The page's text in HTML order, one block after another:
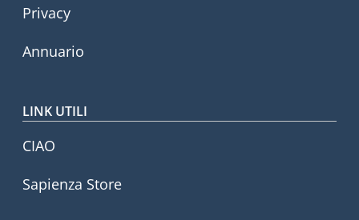
Privacy
Annuario
LINK UTILI
CIAO
Sapienza Store